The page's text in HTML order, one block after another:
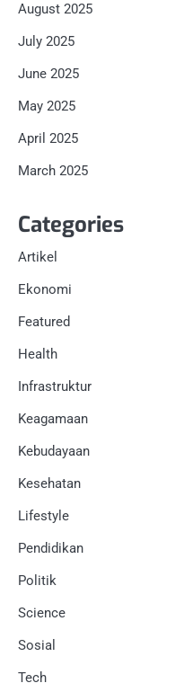
August 2025
July 2025
June 2025
May 2025
April 2025
March 2025
Categories
Artikel
Ekonomi
Featured
Health
Infrastruktur
Keagamaan
Kebudayaan
Kesehatan
Lifestyle
Pendidikan
Politik
Science
Sosial
Tech